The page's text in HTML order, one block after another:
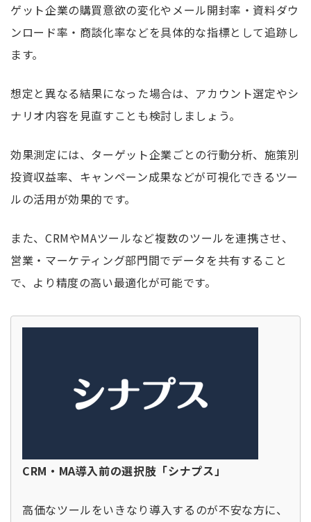
ゲット企業の購買意欲の変化やメール開封率・資料ダウ
ンロード率・商談化率などを具体的な指標として追跡し
ます。
想定と異なる結果になった場合は、アカウント選定やシ
ナリオ内容を見直すことも検討しましょう。
効果測定には、ターゲット企業ごとの行動分析、施策別
投資収益率、キャンペーン成果などが可視化できるツー
ルの活用が効果的です。
また、CRMやMAツールなど複数のツールを連携させ、
営業・マーケティング部門間でデータを共有すること
で、より精度の高い最適化が可能です。
CRM・MA導入前の選択肢「シナプス」
高価なツールをいきなり導入するのが不安な方に、